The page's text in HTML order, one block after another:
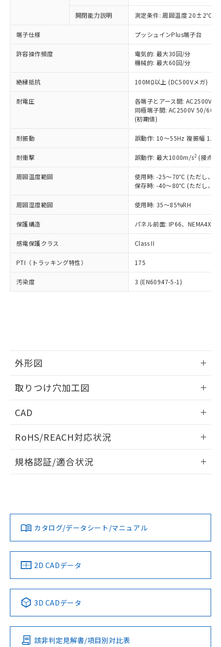
開閉能力説明 測定条件: 周囲温度 20±2℃、
端子仕様 プッシュインPlus端子台
許容操作頻度
電気的: 最大30回/分
機械的: 最大60回/分
絶縁抵抗 100MΩ以上 (DC500Vメガ)
耐電圧
各端子とアース間: AC2500V
同極端子間: AC2500V 50/
(初期値)
耐振動 誤動作: 10～55Hz 複振幅
耐衝撃 誤動作: 最大1000m/s2 (接点
周囲温度範囲
使用時: -25～70℃ (ただし、氷
保存時: -40～80℃ (ただし、氷
周囲湿度範囲 使用時: 35～85%RH
保護構造 パネル前面: IP66、NEMA4X,
感電保護クラス Class II
PTI（トラッキング特性） 175
汚染度 3 (EN60947-5-1)
外形図
取りつけ穴加工図
CAD
ドすることができます。
ログイン/会員登録
ダウンロードデータをご利用いただく前に、以下を必ずお読
みください。
ソフトウェアの使用条件
RoHS/REACH対応状況
EU RoHS 注意事項・凡例
対応済み
中国 RoHS 注意事項・凡例
Pb Hg Cd Cr(VI)
O
規格認証/適合状況
カタログ/データシート/マニュアル
2D CADデータ
3D CADデータ
該非判定見解書/項目別対比表
以下の条件をお読みいただき、同意のうえ
本サービスは、当社制御機器事業取扱
商品の当社在庫状況および標準価格
(税抜)を提供させていただくもので
当社制御機器事業取扱商品の中には、
本サービスの対象外となる商品もある
ことをご了承ください。
在庫状況および標準価格照会結果は、
記載している更新日時点での社内デー
タに基づき作成されるものであり、閲
覧された時点での実際の在庫および標
準価格とは異なる場合があることをご
正式な納期状況および標準価格はお客
様のお取引先、またはお客様担当のオ
ムロン制御機器販売店・当社販売員に
オムロン制御機器販売店や当社販売拠
販売ネットワーク
」をご確認
ください。
在庫状況および標準価格結果を当社の
事前の承諾なく第三者に漏洩または開
示しないようお願いします。
マイパーツ機能（部品リスト作成サー
および当社の共同利用者が、当社の製
※当社の共同利用者とは、
の共同利用に関して"
の「1.共同利
対応予定なし：EU RoHS指令（10物質）の
定はありません。
調査・確認中：EU RoHS指令（10物質）の
非含有の対応状況を調査中または確認中の
非該当品：ライセンス料など無形物で、有
害物質有無と関係のない商品です。
仕入先様の事情により、非含有部品として
いたものが、含有品と判明した場合などや
むを得ず変更することがあります。
鉛(Pb) 1000ppm以下、 水銀(Hg) 1000ppm以下、 カド
六価クロム(Cr(Ⅵ)) 1000ppm以下、ポリ臭化ビフェニル
類(PBB) 1000ppm以下、ポリ臭化ジフェニルエーテル類
(PBDE) 1000ppm以下、フタル酸ビス(2-エチルヘキシ
ル) (DEHP)(別名：DOP) 1000ppm以下、フタル酸ブチ
ルベンジル（BBP） 1000ppm以下、フタル酸ジブチル
（DBP） 1000ppm以下、フタル酸ジイソブチル
(DIBP) 1000ppm以下
但し、RoHS指令で産業用監視および制御機器に対する
フタル酸エステル類の４物質については閾値を超える意
図的な使用がないことを確認しています。
※2 対応予定月
部品在庫の切り替え状況などにより、予定
月が前後することがあります。
とができます。
EU RoHS指令（10物質）の非含有証明書
ものではありません。
また、RoHS指令のフタル酸エステル類４
物質の対応では、対応完了までの期間は出
荷製品に未対応品が混在することから備考
欄に対応日を記載しておりました。
※1 中国RoHS○×表
「○」：最大均質材料含有率が中国RoHSの
基準値以下であることを示します。
「×」：最大均質材料含有率が中国RoHSの
基準値を超えていることを示します。
「－」：未確認です。当社販売部門へお問
Cr(Ⅵ)(六価クロム) : 1000ppm、 PBBs(ポリ臭化ビフェ
ニル類) : 1000ppm、 PBDEs(ポリ臭化ジフェニルエーテ
ル類) : 1000ppm、
DBP(フタル酸ジブチル) : 1000ppm、 DIBP(フタル酸ジ
イソブチル) : 1000ppm、 BBP(フタル酸ブチルベンジ
ル) : 1000ppm、
※2 環境保護使用期限
「ｅ」：有害物質（10物質）のすべてが基
準値以下であることを示します。
「10」：通常の使用状況下において有害物
質が外部に漏えいし、環境に深刻な影響を
当社は、これら貴社製品のうち、外国
為替および外国貿易法に定める商品
（以下｢規制貨物等」という）を輸出
または国外への提供する場合は、日本
国政府の輸出許可(または役務取引許
可)を取得するなどの必要な手続きを
当社は規制貨物を破棄する場合は、完
全に破砕するなど、違法に輸出されな
いよう必要な手段を講じます。
当社は貴社製品を、核兵器、ミサイ
ル、化学兵器、生物兵器またはその他
武器並びにこれらの製造装置等に一切
使用いたしません。
当社は、貴社製品を第三者に販売する
場合は、上記1、2および3の内容を当
該第三者に通知します。また当社は、
販売先および販売に係わる関係者が違
法に輸出するおそれがある場合は、取
○ 一定数以上の在庫あり
一定数には満たないが在庫あり
在庫なし(最新の在庫状況につ
いては、お客様のお取引先、ま
たはお客様担当のオムロン制御
機器販売店・当社販売員にご確
認ください)
受注生産機種、また在庫状況の